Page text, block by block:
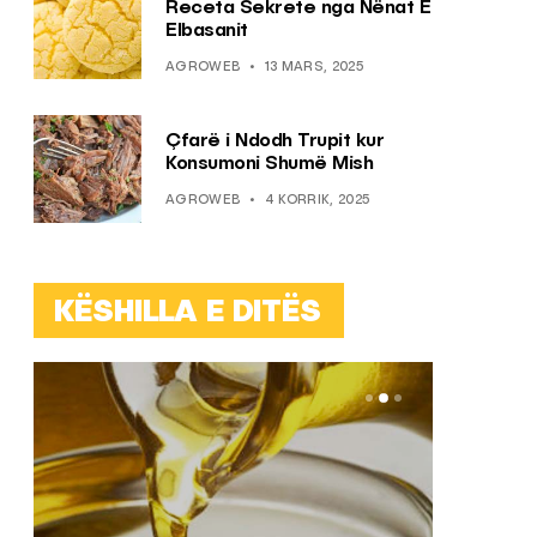
Receta Sekrete nga Nënat E
Elbasanit
AGROWEB 13 MARS, 2025
Çfarë i Ndodh Trupit kur
Konsumoni Shumë Mish
AGROWEB 4 KORRIK, 2025
KËSHILLA E DITËS